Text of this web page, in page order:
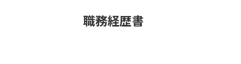
職務経歴書